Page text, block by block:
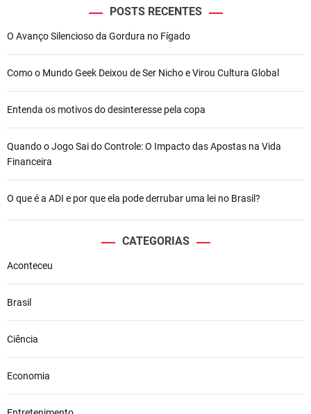
POSTS RECENTES
O Avanço Silencioso da Gordura no Fígado
Como o Mundo Geek Deixou de Ser Nicho e Virou Cultura Global
Entenda os motivos do desinteresse pela copa
Quando o Jogo Sai do Controle: O Impacto das Apostas na Vida
Financeira
O que é a ADI e por que ela pode derrubar uma lei no Brasil?
CATEGORIAS
Aconteceu
Brasil
Ciência
Economia